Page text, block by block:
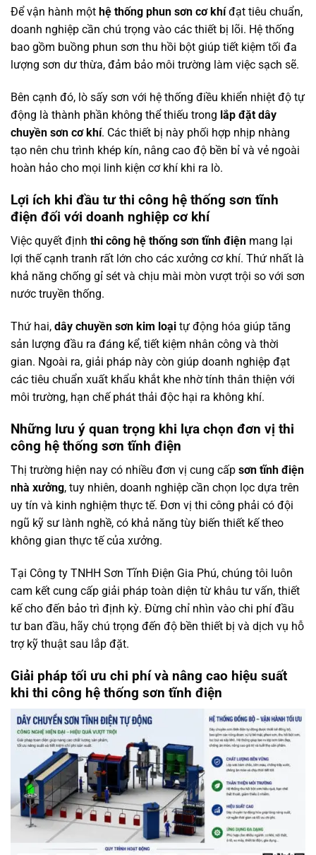
Để vận hành một hệ thống phun sơn cơ khíđạt tiêu chuẩn,
doanh nghiệp cần chú trọng vào các thiết bị lõi. Hệ thống
bao gồm buồng phun sơn thu hồi bột giúp tiết kiệm tối đa
lượng sơn dư thừa, đảm bảo môi trường làm việc sạch sẽ.
Bên cạnh đó, lò sấy sơn với hệ thống điều khiển nhiệt độ tự
động là thành phần không thể thiếu trong lắp đặt dây
chuyền sơn cơ khí. Các thiết bị này phối hợp nhịp nhàng
tạo nên chu trình khép kín, nâng cao độ bền bỉ và vẻ ngoài
hoàn hảo cho mọi linh kiện cơ khí khi ra lò.
Lợi ích khi đầu tư thi công hệ thống sơn tĩnh
điện đối với doanh nghiệp cơ khí
Việc quyết định thi công hệ thống sơn tĩnh điện mang lại
lợi thế cạnh tranh rất lớn cho các xưởng cơ khí. Thứ nhất là
khả năng chống gỉ sét và chịu mài mòn vượt trội so với sơn
nước truyền thống.
Thứ hai, dây chuyền sơn kim loại tự động hóa giúp tăng
sản lượng đầu ra đáng kể, tiết kiệm nhân công và thời
gian. Ngoài ra, giải pháp này còn giúp doanh nghiệp đạt
các tiêu chuẩn xuất khẩu khắt khe nhờ tính thân thiện với
môi trường, hạn chế phát thải độc hại ra không khí.
Những lưu ý quan trọng khi lựa chọn đơn vị thi
công hệ thống sơn tĩnh điện
Thị trường hiện nay có nhiều đơn vị cung cấp sơn tĩnh điện
nhà xưởng, tuy nhiên, doanh nghiệp cần chọn lọc dựa trên
uy tín và kinh nghiệm thực tế. Đơn vị thi công phải có đội
ngũ kỹ sư lành nghề, có khả năng tùy biến thiết kế theo
không gian thực tế của xưởng.
Tại Công ty TNHH Sơn Tĩnh Điện Gia Phú, chúng tôi luôn
cam kết cung cấp giải pháp toàn diện từ khâu tư vấn, thiết
kế cho đến bảo trì định kỳ. Đừng chỉ nhìn vào chi phí đầu
tư ban đầu, hãy chú trọng đến độ bền thiết bị và dịch vụ hỗ
trợ kỹ thuật sau lắp đặt.
Giải pháp tối ưu chi phí và nâng cao hiệu suất
khi thi công hệ thống sơn tĩnh điện